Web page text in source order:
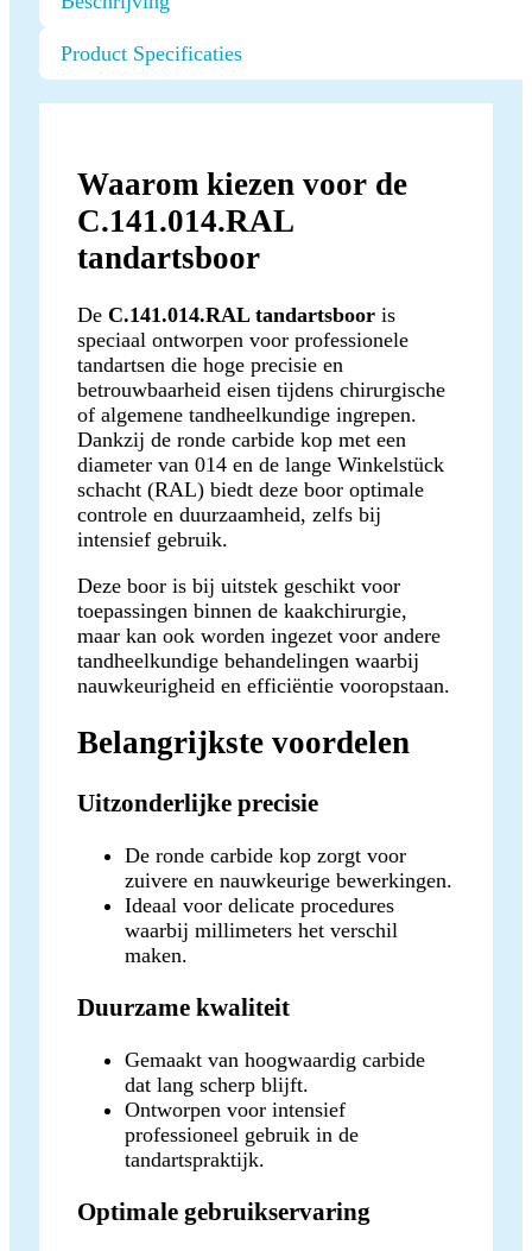
Product Specificaties
Waarom kiezen voor de
C.141.014.RAL
tandartsboor
De C.141.014.RAL tandartsboor is
speciaal ontworpen voor professionele
tandartsen die hoge precisie en
betrouwbaarheid eisen tijdens chirurgische
of algemene tandheelkundige ingrepen.
Dankzij de ronde carbide kop met een
diameter van 014 en de lange Winkelstück
schacht (RAL) biedt deze boor optimale
controle en duurzaamheid, zelfs bij
intensief gebruik.
Deze boor is bij uitstek geschikt voor
toepassingen binnen de kaakchirurgie,
maar kan ook worden ingezet voor andere
tandheelkundige behandelingen waarbij
nauwkeurigheid en efficiëntie vooropstaan.
Belangrijkste voordelen
Uitzonderlijke precisie
De ronde carbide kop zorgt voor
zuivere en nauwkeurige bewerkingen.
Ideaal voor delicate procedures
waarbij millimeters het verschil
maken.
Duurzame kwaliteit
Gemaakt van hoogwaardig carbide
dat lang scherp blijft.
Ontworpen voor intensief
professioneel gebruik in de
tandartspraktijk.
Optimale gebruikservaring